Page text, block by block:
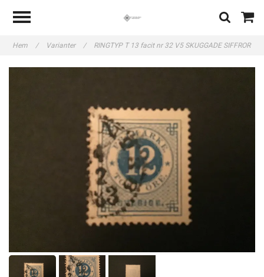
Hem / Varianter / RINGTYP T 13 facit nr 32 V5 SKUGGADE SIFFROR